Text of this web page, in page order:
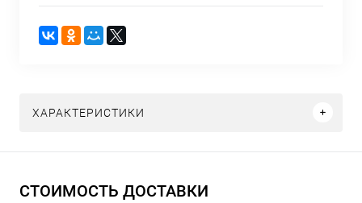
ХАРАКТЕРИСТИКИ
СТОИМОСТЬ ДОСТАВКИ